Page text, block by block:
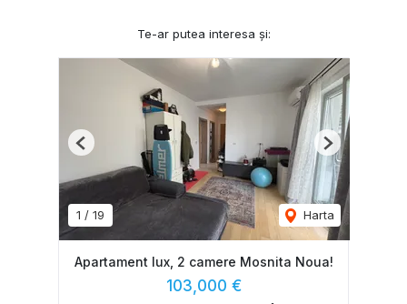
Te-ar putea interesa și:
1 / 19 Harta
Previous Next
Apartament lux, 2 camere Mosnita Noua!
103,000 €